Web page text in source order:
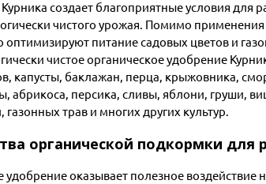
создает благоприятные условия
чистого урожая. Помимо применения
оптимизируют питание садовых цветов и
чистое органическое удобрение
капусты, баклажан, перца, крыжовника,
абрикоса, персика, сливы, яблони, груши,
газонных трав и многих других культур.
органической подкормки для
удобрение оказывает полезное воздействие